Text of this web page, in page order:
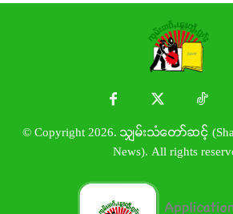
© Copyright 2026. သျှမ်းသံတော်ဆင့်
News). All rights